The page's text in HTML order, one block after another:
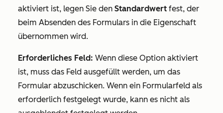
aktiviert ist, legen Sie den Standardwert fest, der
beim Absenden des Formulars in die Eigenschaft
übernommen wird.
Erforderliches Feld: Wenn diese Option aktiviert
ist, muss das Feld ausgefüllt werden, um das
Formular abzuschicken. Wenn ein Formularfeld als
erforderlich festgelegt wurde, kann es nicht als